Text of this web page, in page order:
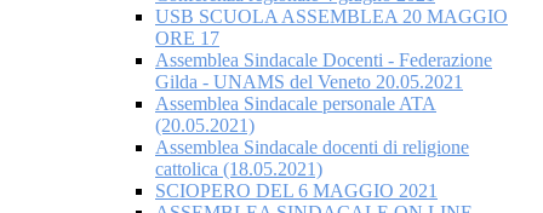
USB SCUOLA ASSEMBLEA 20 MAGGIO
ORE 17
Assemblea Sindacale Docenti - Federazione
Gilda - UNAMS del Veneto 20.05.2021
Assemblea Sindacale personale ATA
(20.05.2021)
Assemblea Sindacale docenti di religione
cattolica (18.05.2021)
SCIOPERO DEL 6 MAGGIO 2021